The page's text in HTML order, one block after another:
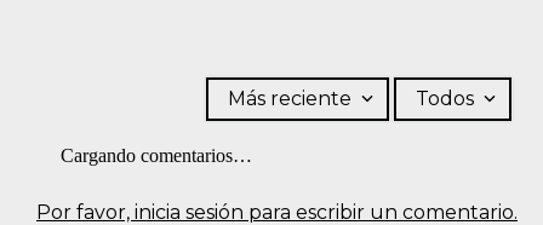
Por favor, inicia sesión para escribir un comentario.
Más reciente Todos
Cargando comentarios…